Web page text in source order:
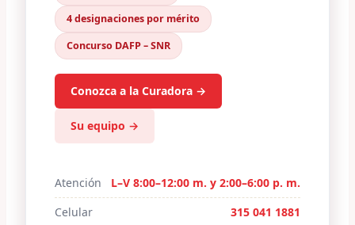
4 designaciones por mérito
Concurso DAFP – SNR
Conozca a la Curadora →
Su equipo →
Atención
L–V 8:00–12:00 m. y 2:00–6:00 p. m.
Celular
315 041 1881